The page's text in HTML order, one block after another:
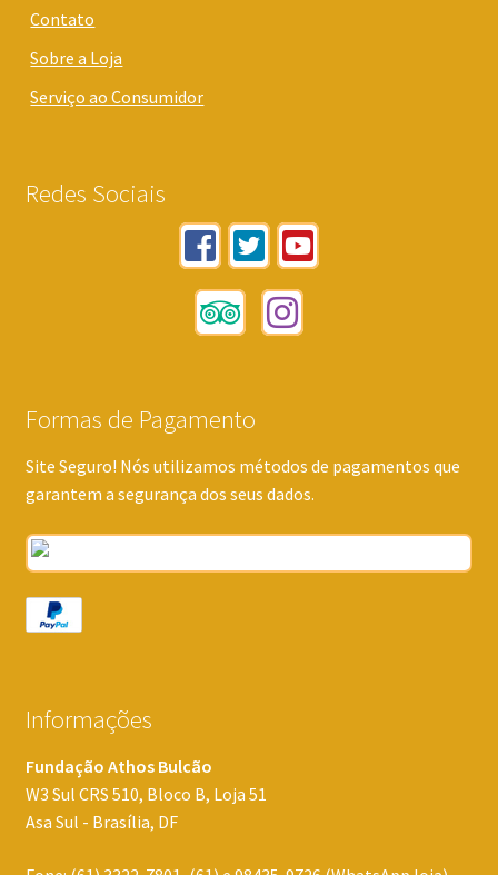
Contato
Sobre a Loja
Serviço ao Consumidor
Redes Sociais
Formas de Pagamento
Site Seguro! Nós utilizamos métodos de pagamentos que
garantem a segurança dos seus dados.
Informações
Fundação Athos Bulcão
W3 Sul CRS 510, Bloco B, Loja 51
Asa Sul - Brasília, DF